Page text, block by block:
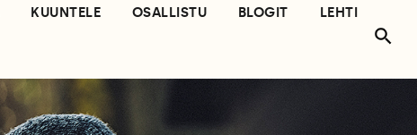
KUUNTELE OSALLISTU BLOGIT
LEHTI